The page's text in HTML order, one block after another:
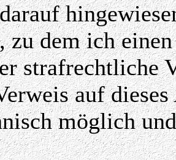
zu dem ich
strafrechtliche
auf
möglich